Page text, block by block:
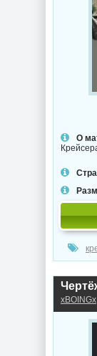
О
xBOINGx